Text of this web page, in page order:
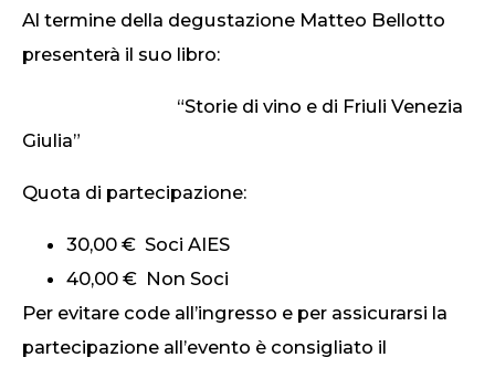
Al termine della degustazione Matteo Bellotto
presenterà il suo libro:
“Storie di vino e di Friuli Venezia
Giulia”
Quota di partecipazione:
30,00 € Soci AIES
40,00 € Non Soci
Per evitare code all’ingresso e per assicurarsi la
partecipazione all’evento è consigliato il